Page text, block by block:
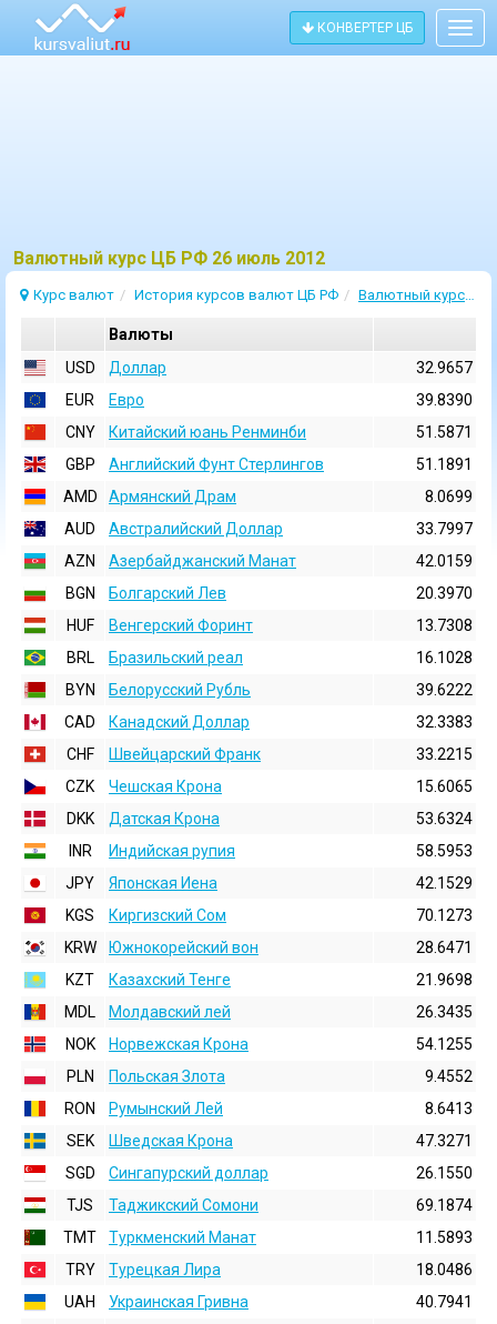
КОНВЕРТЕР ЦБ
Bалютный курс ЦБ РФ 26 июль 2012
Курс валют История курсов валют ЦБ РФ Валютный курс 26 Июль 2012
Валюты
USD
Доллар
32.9657
EUR
Евро
39.8390
CNY
Китайский юань Ренминби
51.5871
GBP
Английский Фунт Стерлингов
51.1891
AMD
Армянский Драм
8.0699
AUD
Австралийский Доллар
33.7997
AZN
Азербайджанский Манат
42.0159
BGN
Болгарский Лев
20.3970
HUF
Венгерский Форинт
13.7308
BRL
Бразильский реал
16.1028
BYN
Белорусский Рубль
39.6222
CAD
Канадский Доллар
32.3383
CHF
Швейцарский Франк
33.2215
CZK
Чешская Крона
15.6065
DKK
Датская Крона
53.6324
INR
Индийская pупия
58.5953
JPY
Японская Иена
42.1529
KGS
Киргизский Сом
70.1273
KRW
Южнокорейский вон
28.6471
KZT
Казахский Тенге
21.9698
MDL
Молдавский лей
26.3435
NOK
Норвежская Крона
54.1255
PLN
Польская Злота
9.4552
RON
Румынский Лей
8.6413
SEK
Шведская Крона
47.3271
SGD
Сингапурский доллар
26.1550
TJS
Таджикский Сомони
69.1874
TMT
Туркменский Манат
11.5893
TRY
Турецкая Лира
18.0486
UAH
Украинская Гривна
40.7941